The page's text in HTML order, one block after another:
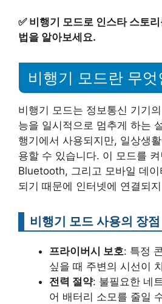
✅ 비행기 모드로 인스타 스토
법을 알아보세요.
비행기 모드란 무엇
비행기 모드는 정보통신 기기
능을 일시적으로 멈추게 하는
행기에서 사용되지만, 일상생
용할 수 있습니다. 이 모드를
Bluetooth, 그리고 모바일 데
되기 때문에 인터넷에 연결되
비행기 모드 사용의 장점
프라이버시 보호: 특정
싶을 때 주변의 시선이
전력 절약: 불필요한 네
어 배터리 소모를 줄일